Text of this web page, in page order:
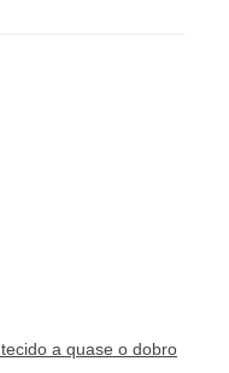
a quase o dobro